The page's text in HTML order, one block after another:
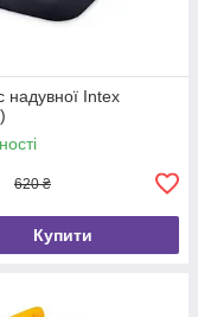
надувної Intex
620 ₴
Купити